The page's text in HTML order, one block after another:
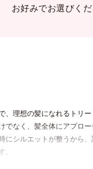
お好みでお選びくだ
、理想の髪になれるトリ
でなく、髪全体にアプロ
にシルエットが整うから